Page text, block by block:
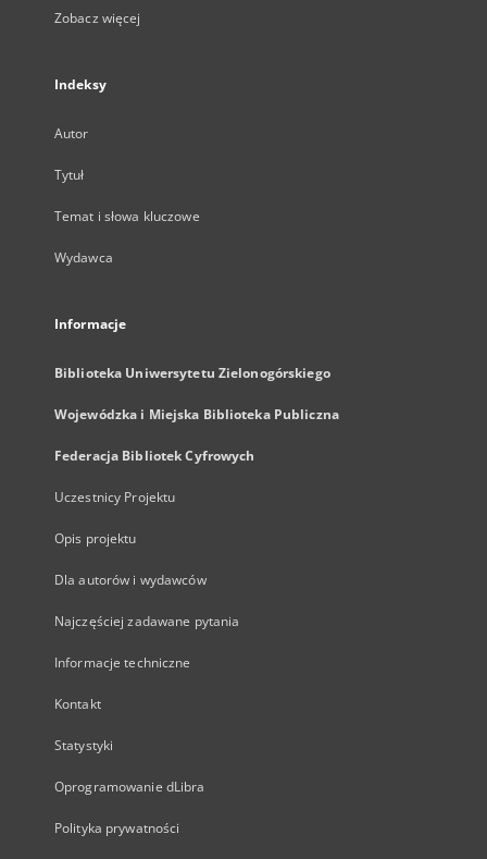
Zobacz więcej
Indeksy
Autor
Tytuł
Temat i słowa kluczowe
Wydawca
Informacje
Biblioteka Uniwersytetu Zielonogórskiego
Wojewódzka i Miejska Biblioteka Publiczna
Federacja Bibliotek Cyfrowych
Uczestnicy Projektu
Opis projektu
Dla autorów i wydawców
Najczęściej zadawane pytania
Informacje techniczne
Kontakt
Statystyki
Oprogramowanie dLibra
Polityka prywatności